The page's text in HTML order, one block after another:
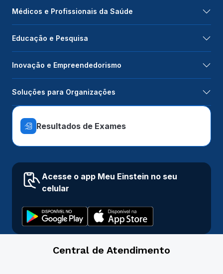
Médicos e Profissionais da Saúde
Educação e Pesquisa
Inovação e Empreendedorismo
Soluções para Organizações
Resultados de Exames
Acesse o app Meu Einstein no seu
celular
Central de Atendimento